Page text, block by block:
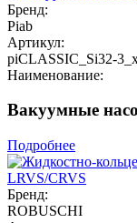
Бренд:
Piab
Артикул:
piCLASSIC_Si32-
Наименование:
Вакуумные
Подробнее
Бренд:
ROBUSCHI